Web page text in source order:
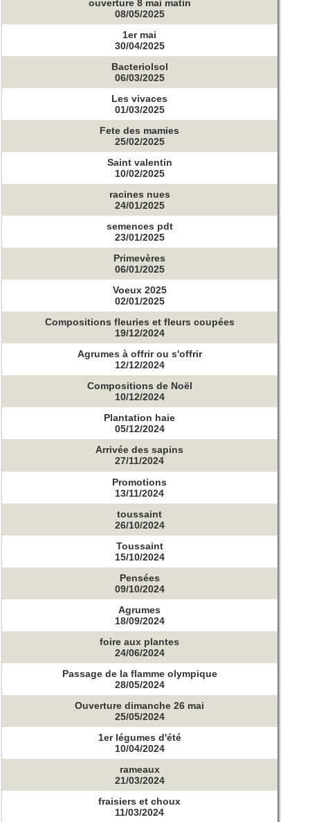
ouverture 8 mai matin
08/05/2025
1er mai
30/04/2025
Bacteriolsol
06/03/2025
Les vivaces
01/03/2025
Fete des mamies
25/02/2025
Saint valentin
10/02/2025
racines nues
24/01/2025
semences pdt
23/01/2025
Primevères
06/01/2025
Voeux 2025
02/01/2025
Compositions fleuries et fleurs coupées
19/12/2024
Agrumes à offrir ou s'offrir
12/12/2024
Compositions de Noël
10/12/2024
Plantation haie
05/12/2024
Arrivée des sapins
27/11/2024
Promotions
13/11/2024
toussaint
26/10/2024
Toussaint
15/10/2024
Pensées
09/10/2024
Agrumes
18/09/2024
foire aux plantes
24/06/2024
Passage de la flamme olympique
28/05/2024
Ouverture dimanche 26 mai
25/05/2024
1er légumes d'été
10/04/2024
rameaux
21/03/2024
fraisiers et choux
11/03/2024